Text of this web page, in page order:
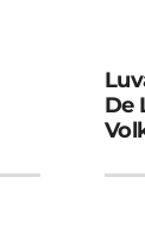
De